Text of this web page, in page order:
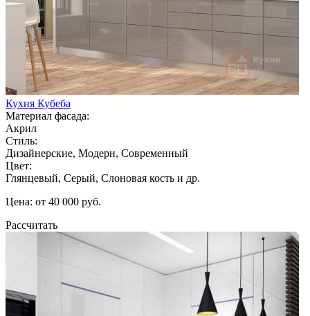
Кухня Кубеба
Материал фасада:
Акрил
Стиль:
Дизайнерские, Модерн, Современный
Цвет:
Глянцевый, Серый, Слоновая кость и др.
Цена: от 40 000 руб.
Рассчитать